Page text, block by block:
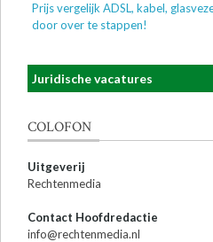
Prijs vergelijk ADSL, kabel,
door over te stappen!
Juridische vacatures
COLOFON
Uitgeverij
Rechtenmedia
Contact Hoofdredactie
info@rechtenmedia.nl